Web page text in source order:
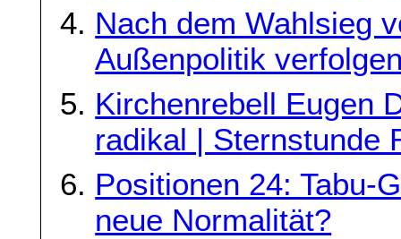
Nach dem Wahlsieg
Außenpolitik
Kirchenrebell Eugen
radikal | Sternstunde
Positionen 24: Tabu-
neue Normalität?